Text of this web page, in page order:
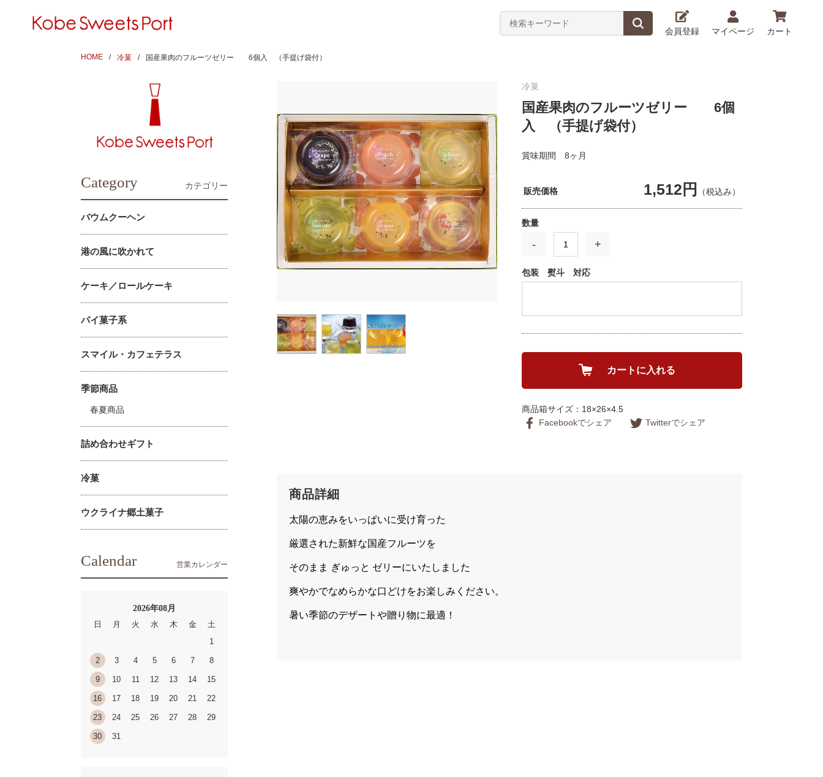
会員登録 マイページ カート
HOME 冷菓 国産果肉のフルーツゼリー 6個入 （手提げ袋付）
冷菓
国産果肉のフルーツゼリー 6個
入 （手提げ袋付）
賞味期間 8ヶ月
販売価格 1,512円 （税込み）
数量
- +
包装 熨斗 対応
カートに入れる
商品箱サイズ：18×26×4.5
Facebookでシェア
Twitterでシェア
商品詳細
太陽の恵みをいっぱいに受け育った
厳選された新鮮な国産フルーツを
そのまま ぎゅっと ゼリーにいたしました
爽やかでなめらかな口どけをお楽しみください。
暑い季節のデザートや贈り物に最適！
Category カテゴリー
バウムクーヘン
港の風に吹かれて
ケーキ／ロールケーキ
パイ菓子系
スマイル・カフェテラス
季節商品
春夏商品
詰め合わせギフト
冷菓
ウクライナ郷土菓子
Calendar 営業カレンダー
2026年08月
日
月 火 水 木 金
土
1
2 3 4 5 6 7 8
9 10 11 12 13 14 15
16 17 18 19 20 21 22
23 24 25 26 27 28 29
30 31